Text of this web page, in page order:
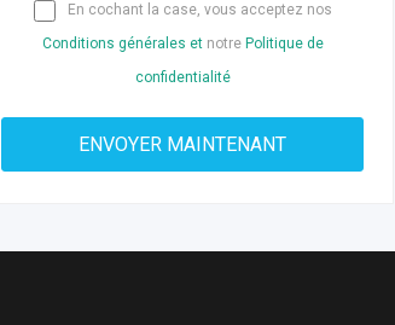
En cochant la case, vous acceptez nos
Conditions générales etnotre Politique de
confidentialité